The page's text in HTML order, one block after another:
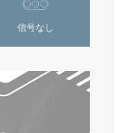
信号なし